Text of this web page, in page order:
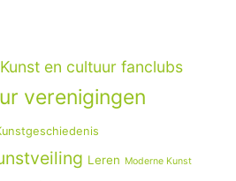
Kunst en cultuur fanclubs
verenigingen
Leren Moderne Kunst